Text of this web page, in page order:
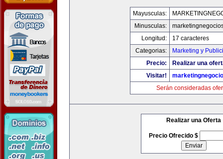
Mayusculas:
Minusculas:
Longitud:
17 caracteres
Categorias:
Marketing y
Precio:
Realizar una
Visitar!
Serán consideradas
Realizar una Oferta
Precio Ofrecido $